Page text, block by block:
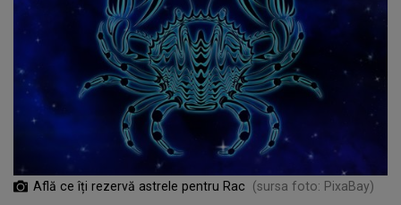
Află ce îți rezervă astrele pentru Rac (sursa foto: PixaBay)